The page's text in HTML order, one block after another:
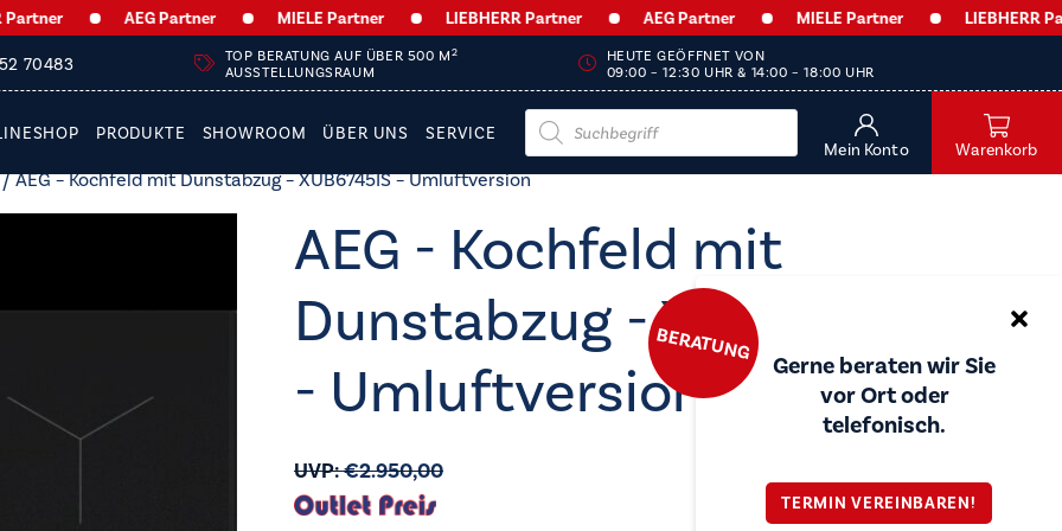
AEG Partner MIELE Partner LIEBHERR Partner AEG Partner MIELE Partner LIEBHERR
70483 TOP BERATUNG AUF ÜBER 500 M 2
AUSSTELLUNGSRAUM
HEUTE GEÖFFNET VON
09:00 – 12:30 UHR & 14:00 – 18:00 UHR
PRODUKTE SHOWROOM ÜBER UNS SERVICE
Products
search
Mein Konto Warenkorb
BERATUNG
Gerne beraten wir Sie
vor Ort oder
telefonisch.
TERMIN VEREINBAREN!
AEG – Kochfeld mit Dunstabzug – XUB6745IS – Umluftversion
AEG - Kochfeld mit
Dunstabzug - XUB6745IS
- Umluftversion
UVP:€2.950,00